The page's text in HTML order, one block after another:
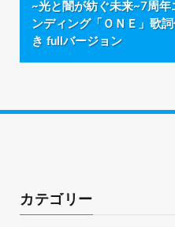
~光と闇が紡ぐ未来~7周年
ンディング「ＯＮＥ」歌
き fullバージョン
カテゴリー